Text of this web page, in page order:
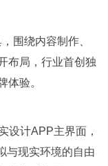
围绕内容制作、
布局，行业首创独
体验。
计APP主界面，
与现实环境的自由